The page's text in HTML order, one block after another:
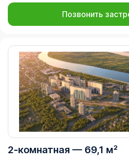
Позвонить
2-комнатная — 69,1 м²